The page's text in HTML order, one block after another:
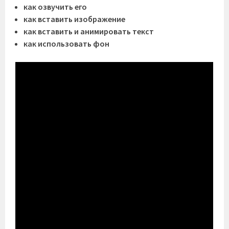
как озвучить его
как вставить изображение
как вставить и анимировать текст
как использовать фон